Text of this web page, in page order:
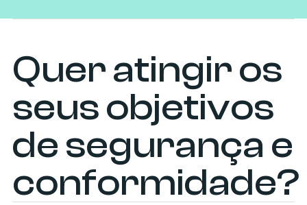
Quer atingir os
seus objetivos
de segurança e
conformidade?